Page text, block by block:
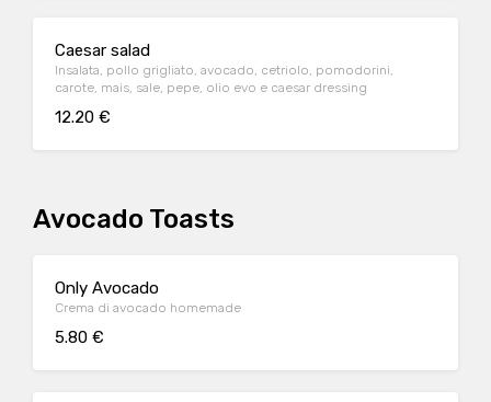
Caesar salad
Insalata, pollo grigliato, avocado, cetriolo, pomodorini,
carote, mais, sale, pepe, olio evo e caesar dressing
12.20 €
Avocado Toasts
Only Avocado
Crema di avocado homemade
5.80 €